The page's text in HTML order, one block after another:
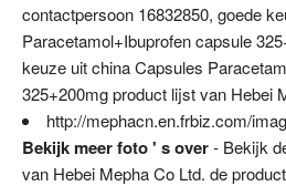
contactpersoon 16832850, goede
Paracetamol+Ibuprofen capsule
keuze uit china Capsules
325+200mg product lijst van Hebei
http://mephacn.en.frbiz.com/
Bekijk meer foto ' s over- Bekijk
van Hebei Mepha Co Ltd. de